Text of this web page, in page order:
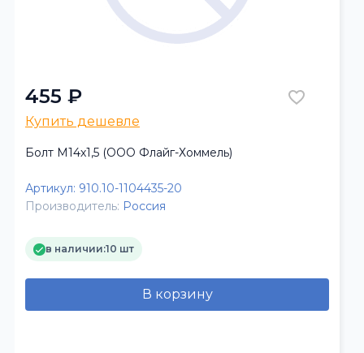
455 ₽
Купить дешевле
Болт М14х1,5 (ООО Флайг-Хоммель)
Артикул: 910.10-1104435-20
Производитель: Россия
в наличии:10 шт
В корзину